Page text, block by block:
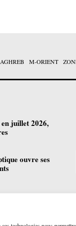
M-ORIENT
juillet 2026,
ouvre ses